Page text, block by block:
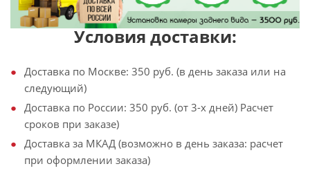
Условия доставки:
Доставка по Москве: 350 руб. (в день заказа или на
следующий)
Доставка по России: 350 руб. (от 3-х дней) Расчет
сроков при заказе)
Доставка за МКАД (возможно в день заказа: расчет
при оформлении заказа)